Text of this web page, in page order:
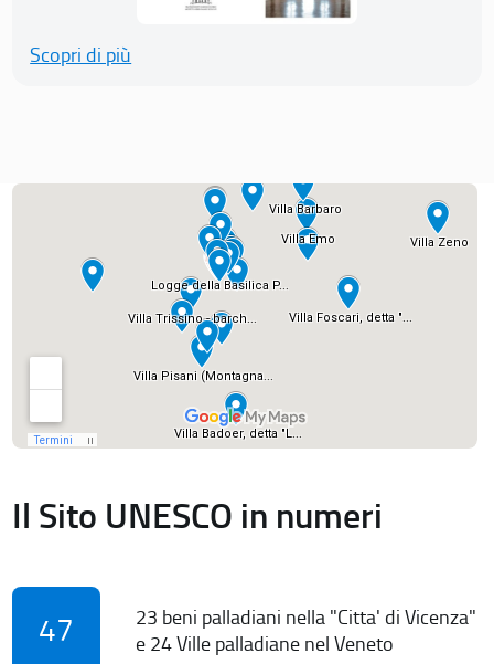
Scopri di più
Il Sito UNESCO in numeri
47
23 beni palladiani nella "Citta' di Vicenza"
e 24 Ville palladiane nel Veneto